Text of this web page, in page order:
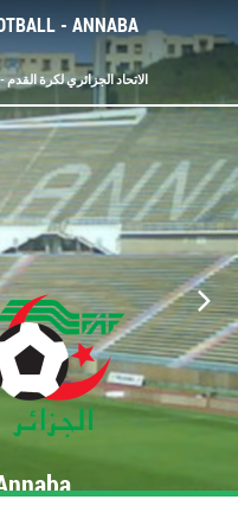
- ANNABA
FÉDÉRATION ALGÉRIENNE DE FOOTBALL - الاتحاد الجزائري لكرة القدم